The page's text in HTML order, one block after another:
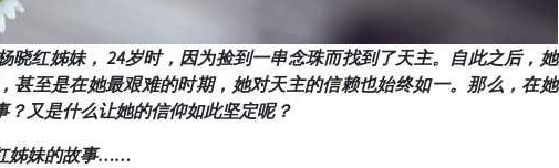
晓红姊妹， 24岁时，因为捡到一串念珠而找到了天主。自此之后，她
甚至是在她最艰难的时期，她对天主的信赖也始终如一。那么，在她
又是什么让她的信仰如此坚定呢？
姊妹的故事……